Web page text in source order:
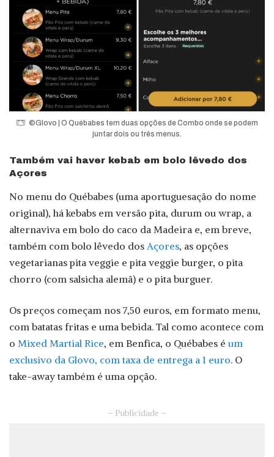
©Glovo | O Québabes tem duas opções de Combo onde se podem
juntar dois ou três menus.
Também vai haver kebab em bolo lêvedo dos
Açores
No menu do Québabes (uma aportuguesação do nome
original), há kebabs em versão pita, durum ou wrap, a
alternaviva em bolo do caco da Madeira e, em breve,
também com bolo lêvedo dos Açores, as opções
vegetarianas pita veggie e pita veggie burger, o pita
chorro (com salsicha alemã) e o pita burguer.
Os preços começam nos 7,50 euros, em formato menu,
com batatas fritas e uma bebida. Tal como acontece com
o Mixed Martial Rice, em Benfica, o Québabes é um
exclusivo da Glovo, com taxa de entrega a 1 euro. O
take-away também é uma opção.
– Publicidade –